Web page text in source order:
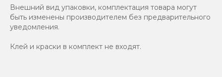
Внешний вид упаковки, комплектация товара могут
быть изменены производителем без предварительного
уведомления.
Клей и краски в комплект не входят.